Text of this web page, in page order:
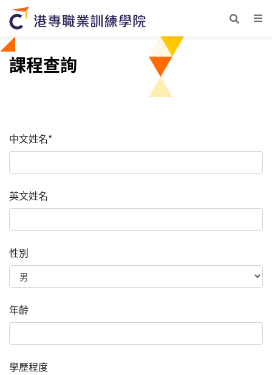
課程查詢
中文姓名*
英文姓名
性別
年齡
學歷程度